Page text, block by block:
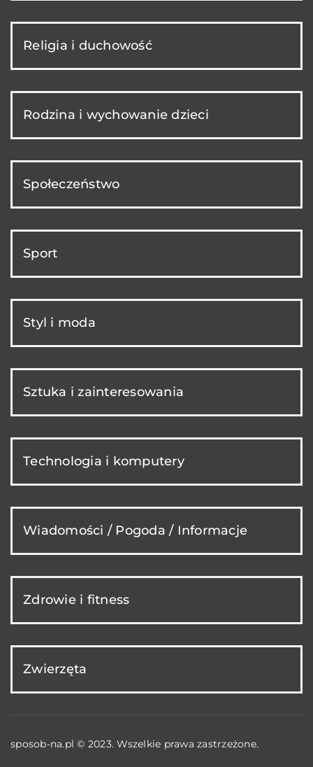
Religia i duchowość
Rodzina i wychowanie dzieci
Społeczeństwo
Sport
Styl i moda
Sztuka i zainteresowania
Technologia i komputery
Wiadomości / Pogoda / Informacje
Zdrowie i fitness
Zwierzęta
sposob-na.pl © 2023. Wszelkie prawa zastrzeżone.